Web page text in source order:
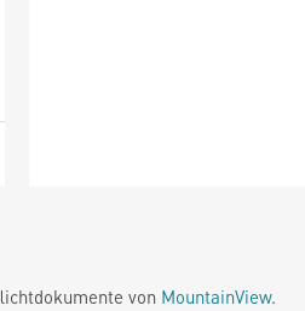
von MountainView.